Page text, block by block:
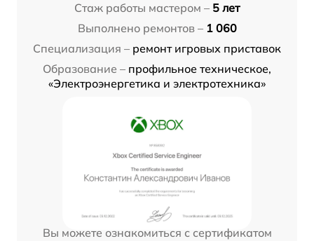
Стаж работы мастером – 5 лет
Выполнено ремонтов – 1 060
Специализация – ремонт игровых приставок
Образование – профильное техническое,
«Электроэнергетика и электротехника»
Вы можете ознакомиться с сертификатом